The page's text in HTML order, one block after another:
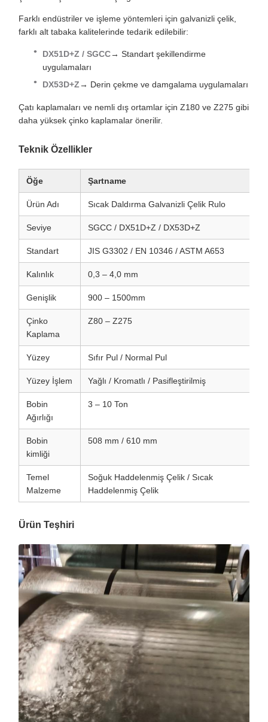
Farklı endüstriler ve işleme yöntemleri için galvanizli çelik,
farklı alt tabaka kalitelerinde tedarik edilebilir:
DX51D+Z / SGCC→ Standart şekillendirme
uygulamaları
DX53D+Z→ Derin çekme ve damgalama uygulamaları
Çatı kaplamaları ve nemli dış ortamlar için Z180 ve Z275 gibi
daha yüksek çinko kaplamalar önerilir.
Teknik Özellikler
Öğe Şartname
Ürün Adı Sıcak Daldırma Galvanizli Çelik Rulo
Seviye SGCC / DX51D+Z / DX53D+Z
Standart JIS G3302 / EN 10346 / ASTM A653
Kalınlık 0,3 – 4,0 mm
Genişlik 900 – 1500mm
Çinko
Kaplama
Z80 – Z275
Yüzey Sıfır Pul / Normal Pul
Yüzey İşlem Yağlı / Kromatlı / Pasifleştirilmiş
Bobin
Ağırlığı
3 – 10 Ton
Bobin
kimliği
508 mm / 610 mm
Temel
Malzeme
Soğuk Haddelenmiş Çelik / Sıcak
Haddelenmiş Çelik
Ürün Teşhiri